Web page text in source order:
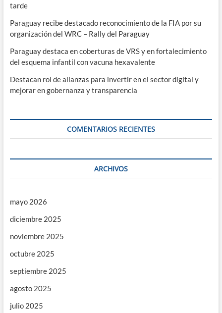
tarde
Paraguay recibe destacado reconocimiento de la FIA por su
organización del WRC – Rally del Paraguay
Paraguay destaca en coberturas de VRS y en fortalecimiento
del esquema infantil con vacuna hexavalente
Destacan rol de alianzas para invertir en el sector digital y
mejorar en gobernanza y transparencia
COMENTARIOS RECIENTES
ARCHIVOS
mayo 2026
diciembre 2025
noviembre 2025
octubre 2025
septiembre 2025
agosto 2025
julio 2025